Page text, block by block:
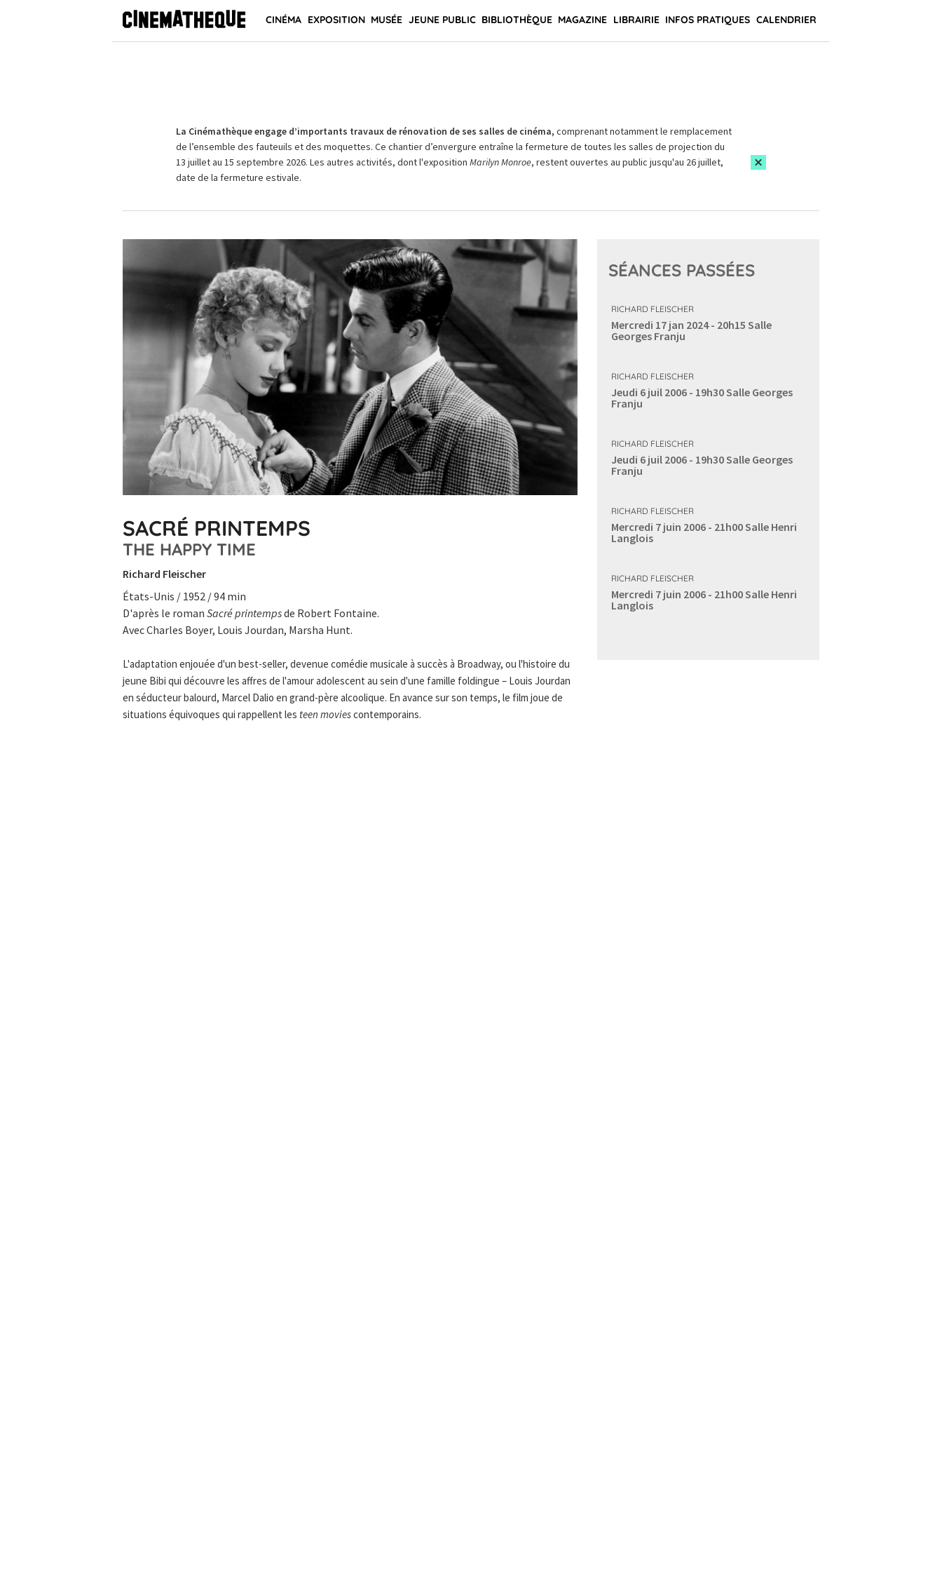
CINÉMA EXPOSITION MUSÉE JEUNE PUBLIC BIBLIOTHÈQUE MAGAZINE LIBRAIRIE INFOS PRATIQUES CALENDRIER
La Cinémathèque engage d’importants travaux de rénovation de ses salles de cinéma, comprenant notamment le remplacement
de l’ensemble des fauteuils et des moquettes. Ce chantier d’envergure entraîne la fermeture de toutes les salles de projection du
13 juillet au 15 septembre 2026. Les autres activités, dont l'exposition Marilyn Monroe, restent ouvertes au public jusqu'au 26 juillet,
date de la fermeture estivale.
SACRÉ PRINTEMPS
THE HAPPY TIME
Richard Fleischer
États-Unis / 1952 / 94 min
D'après le roman Sacré printempsde Robert Fontaine.
Avec Charles Boyer, Louis Jourdan, Marsha Hunt.
L'adaptation enjouée d'un best-seller, devenue comédie musicale à succès à Broadway, ou l'histoire du
jeune Bibi qui découvre les affres de l'amour adolescent au sein d'une famille foldingue – Louis Jourdan
en séducteur balourd, Marcel Dalio en grand-père alcoolique. En avance sur son temps, le film joue de
situations équivoques qui rappellent les teen moviescontemporains.
SÉANCES PASSÉES
RICHARD FLEISCHER
Mercredi 17 jan 2024 - 20h15 Salle
Georges Franju
RICHARD FLEISCHER
Jeudi 6 juil 2006 - 19h30Salle Georges
Franju
RICHARD FLEISCHER
Jeudi 6 juil 2006 - 19h30Salle Georges
Franju
RICHARD FLEISCHER
Mercredi 7 juin 2006 - 21h00Salle Henri
Langlois
RICHARD FLEISCHER
Mercredi 7 juin 2006 - 21h00Salle Henri
Langlois